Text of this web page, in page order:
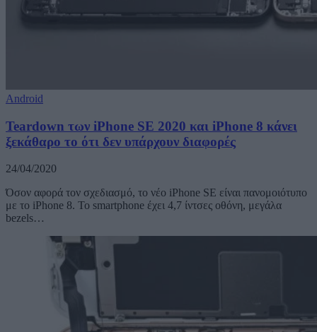
Android
Teardown των iPhone SE 2020 και iPhone 8 κάνει
ξεκάθαρο το ότι δεν υπάρχουν διαφορές
24/04/2020
Όσον αφορά τον σχεδιασμό, το νέο iPhone SE είναι πανομοιότυπο
με το iPhone 8. Το smartphone έχει 4,7 ίντσες οθόνη, μεγάλα
bezels…